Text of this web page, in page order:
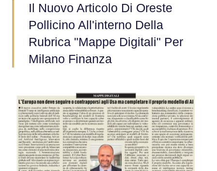
Il Nuovo Articolo Di Oreste
Pollicino All'interno Della
Rubrica "Mappe Digitali" Per
Milano Finanza